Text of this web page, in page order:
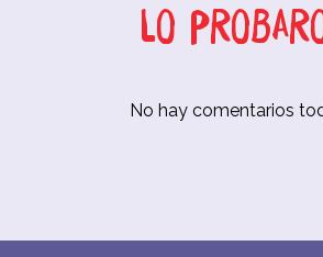
Lo
No hay comentarios